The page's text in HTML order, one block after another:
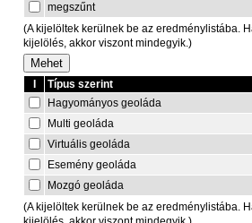
megszűnt
(A kijelöltek kerülnek be az eredménylistába.
kijelölés, akkor viszont mindegyik.)
Típus szerint
Hagyományos geoláda
Multi geoláda
Virtuális geoláda
Esemény geoláda
Mozgó geoláda
(A kijelöltek kerülnek be az eredménylistába.